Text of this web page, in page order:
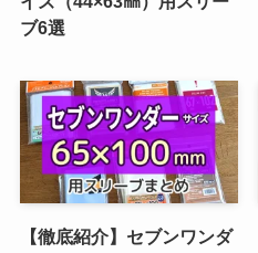
ブ6選
【徹底紹介】セブンワンダ